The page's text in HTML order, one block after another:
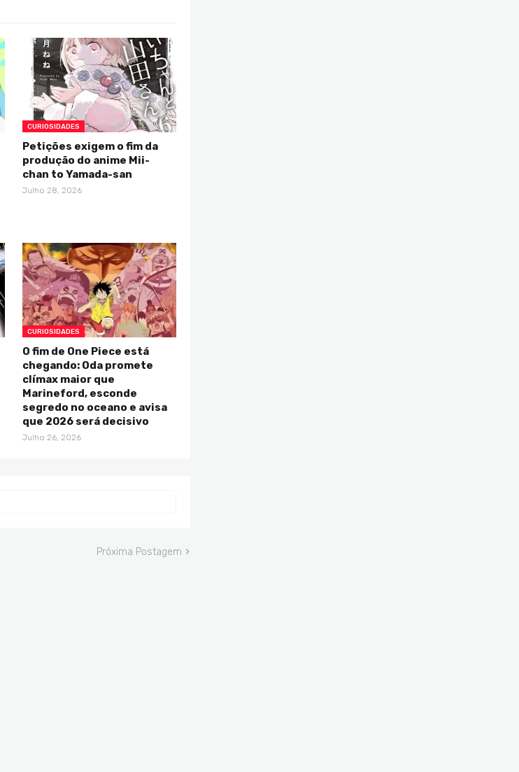
CURIOSIDADES
Petições exigem o fim da
produção do anime Mii-
chan to Yamada-san
Julho 28, 2026
CURIOSIDADES
O fim de One Piece está
chegando: Oda promete
clímax maior que
Marineford, esconde
segredo no oceano e avisa
que 2026 será decisivo
Julho 26, 2026
Próxima Postagem